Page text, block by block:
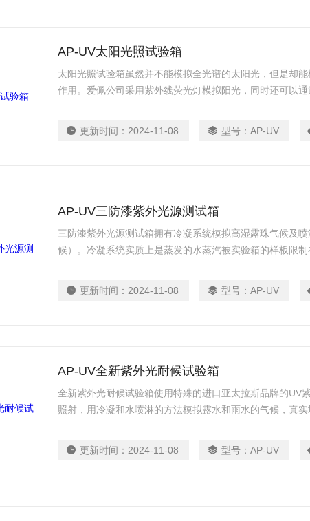
AP-UV太阳光照试验箱
太阳光照试验箱虽然并不能模拟全光谱的太阳光，但是却
作用。爱佩公司采用紫外线荧光灯模拟阳光，同时还可以
更新时间： 2024-11-08 型号：AP-UV
AP-UV三防漆紫外光源测试箱
三防漆紫外光源测试箱拥有冷凝系统模拟高湿露珠气候及
候）。冷凝系统实质上是蒸发的水蒸汽被实验箱的样板限
更新时间： 2024-11-08 型号：AP-UV
AP-UV全新紫外光耐候试验箱
全新紫外光耐候试验箱使用特殊的进口亚太拉斯品牌的UV
照射，用冷凝和水喷淋的方法模拟露水和雨水的气候，真
更新时间： 2024-11-08 型号：AP-UV